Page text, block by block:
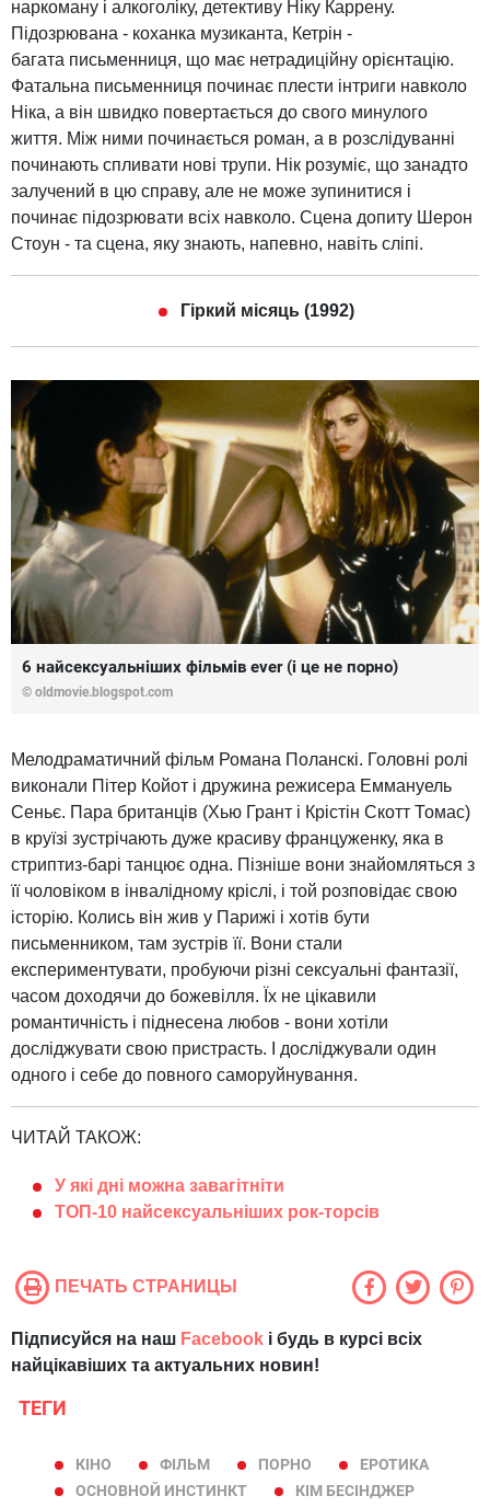
наркоману і алкоголіку, детективу Ніку Каррену.
Підозрювана - коханка музиканта, Кетрін -
багата письменниця, що має нетрадиційну орієнтацію.
Фатальна письменниця починає плести інтриги навколо
Ніка, а він швидко повертається до свого минулого
життя. Між ними починається роман, а в розслідуванні
починають спливати нові трупи. Нік розуміє, що занадто
залучений в цю справу, але не може зупинитися і
починає підозрювати всіх навколо. Сцена допиту Шерон
Стоун - та сцена, яку знають, напевно, навіть сліпі.
Гіркий місяць (1992)
6 найсексуальніших фільмів ever (і це не порно)
© oldmovie.blogspot.com
Мелодраматичний фільм Романа Поланскі. Головні ролі
виконали Пітер Койот і дружина режисера Еммануель
Сеньє. Пара британців (Хью Грант і Крістін Скотт Томас)
в круїзі зустрічають дуже красиву француженку, яка в
стриптиз-барі танцює одна. Пізніше вони знайомляться з
її чоловіком в інвалідному кріслі, і той розповідає свою
історію. Колись він жив у Парижі і хотів бути
письменником, там зустрів її. Вони стали
експериментувати, пробуючи різні сексуальні фантазії,
часом доходячи до божевілля. Їх не цікавили
романтичність і піднесена любов - вони хотіли
досліджувати свою пристрасть. І досліджували один
одного і себе до повного саморуйнування.
ЧИТАЙ ТАКОЖ:
У які дні можна завагітніти
ТОП-10 найсексуальніших рок-торсів
ПЕЧАТЬ СТРАНИЦЫ
Підписуйся на наш Facebook і будь в курсі всіх
найцікавіших та актуальних новин!
ТЕГИ
КІНО ФІЛЬМ ПОРНО
ЕРОТИКА
ОСНОВНОЙ ИНСТИНКТ
КІМ БЕСІНДЖЕР